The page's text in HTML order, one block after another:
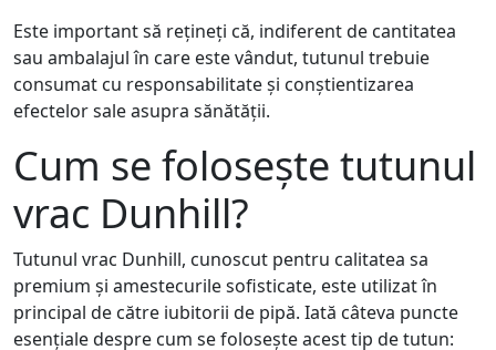
Este important să rețineți că, indiferent de cantitatea
sau ambalajul în care este vândut, tutunul trebuie
consumat cu responsabilitate și conștientizarea
efectelor sale asupra sănătății.
Cum se folosește tutunul
vrac Dunhill?
Tutunul vrac Dunhill, cunoscut pentru calitatea sa
premium și amestecurile sofisticate, este utilizat în
principal de către iubitorii de pipă. Iată câteva puncte
esențiale despre cum se folosește acest tip de tutun: